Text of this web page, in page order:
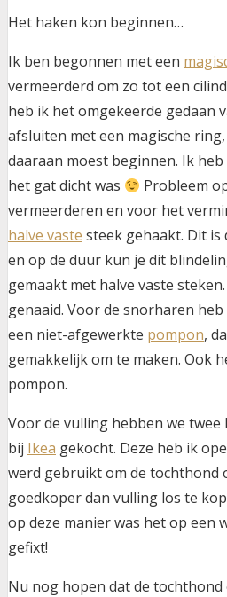
Het haken kon beginnen…
Ik ben begonnen met een
vermeerderd om zo tot een
heb ik het omgekeerde gedaan
afsluiten met een magische
daaraan moest beginnen. Ik
het gat dicht was
Probleem
vermeerderen en voor het
halve vaste steek gehaakt. Dit
en op de duur kun je dit
gemaakt met halve vaste
genaaid. Voor de snorharen
een niet-afgewerkte pompon,
gemakkelijk om te maken. Ook
pompon.
Voor de vulling hebben we twee
bij Ikea gekocht. Deze heb ik
werd gebruikt om de tochthond
goedkoper dan vulling los te
op deze manier was het op een
gefixt!
Nu nog hopen dat de